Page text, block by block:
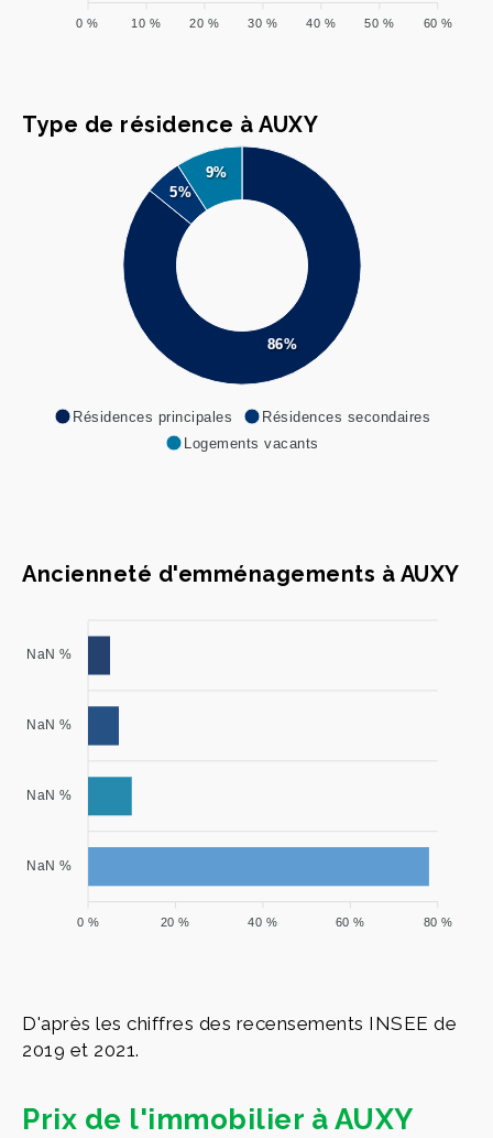
60 %
50 %
40 %
30 %
20 %
10 %
0 %
Type de résidence à AUXY
86%
5%
9%
Résidences principales
Résidences secondaires
Logements vacants
Ancienneté d'emménagements à AUXY
NaN %
NaN %
NaN %
NaN %
80 %
60 %
40 %
20 %
0 %
D'après les chiffres des recensements INSEE de
2019 et 2021.
Prix de l'immobilier à AUXY